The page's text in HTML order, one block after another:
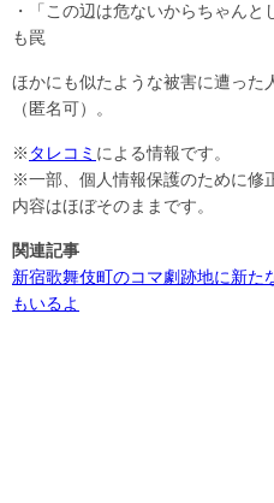
・「この辺は危ないからちゃん
も罠
ほかにも似たような被害に遭った
（匿名可）。
※ タレコミ による情報です。
※一部、個人情報保護のために修
内容はほぼそのままです。
関連記事
新宿歌舞伎町のコマ劇跡地に新
もいるよ